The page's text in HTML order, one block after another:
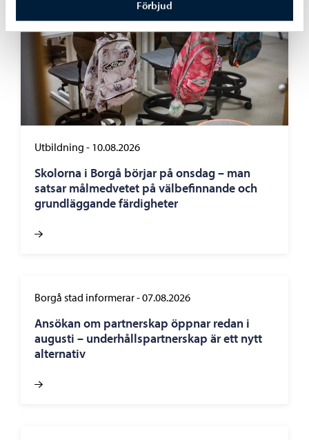
Förbjud
Utbildning - 10.08.2026
Skolorna i Borgå börjar på onsdag – man
satsar målmedvetet på välbefinnande och
grundläggande färdigheter
Borgå stad informerar-07.08.2026
Ansökan om partnerskap öppnar redan i
augusti – underhållspartnerskap är ett nytt
alternativ